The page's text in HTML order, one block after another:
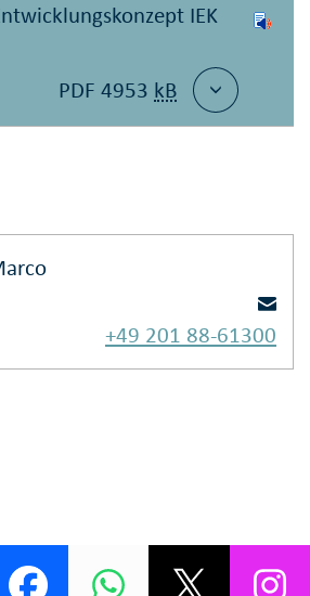
IEK
PDF 4953 kB
+49 201 88-61300